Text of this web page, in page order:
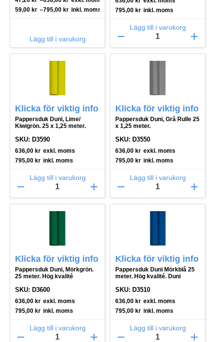
59,00 kr –795,00 kr inkl. moms
Lägg till i varukorg
795,00 kr inkl. moms
Lägg till i varukorg
remove add
Klicka för viktig info
Pappersduk Duni, Lime/
Kiwigrön. 25 x 1,25 meter.
SKU: D3590
636,00 kr exkl. moms
795,00 kr inkl. moms
Lägg till i varukorg
remove add
Klicka för viktig info
Pappersduk Duni, Grå Rulle 25
x 1,25 meter.
SKU: D3550
636,00 kr exkl. moms
795,00 kr inkl. moms
Lägg till i varukorg
remove add
Klicka för viktig info
Pappersduk Duni, Mörkgrön.
25 meter. Hög kvalité
SKU: D3600
636,00 kr exkl. moms
795,00 kr inkl. moms
Lägg till i varukorg
remove add
Klicka för viktig info
Pappersduk Duni Mörkblå 25
meter. Hög kvalité. Duni
SKU: D3510
636,00 kr exkl. moms
795,00 kr inkl. moms
Lägg till i varukorg
remove add